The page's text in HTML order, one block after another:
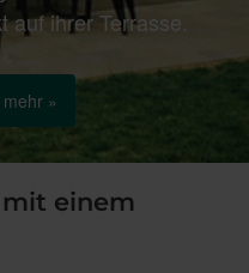
auf ihrer Terrasse.
»
einem